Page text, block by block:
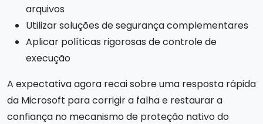
arquivos
Utilizar soluções de segurança complementares
Aplicar políticas rigorosas de controle de
execução
A expectativa agora recai sobre uma resposta rápida
da Microsoft para corrigir a falha e restaurar a
confiança no mecanismo de proteção nativo do